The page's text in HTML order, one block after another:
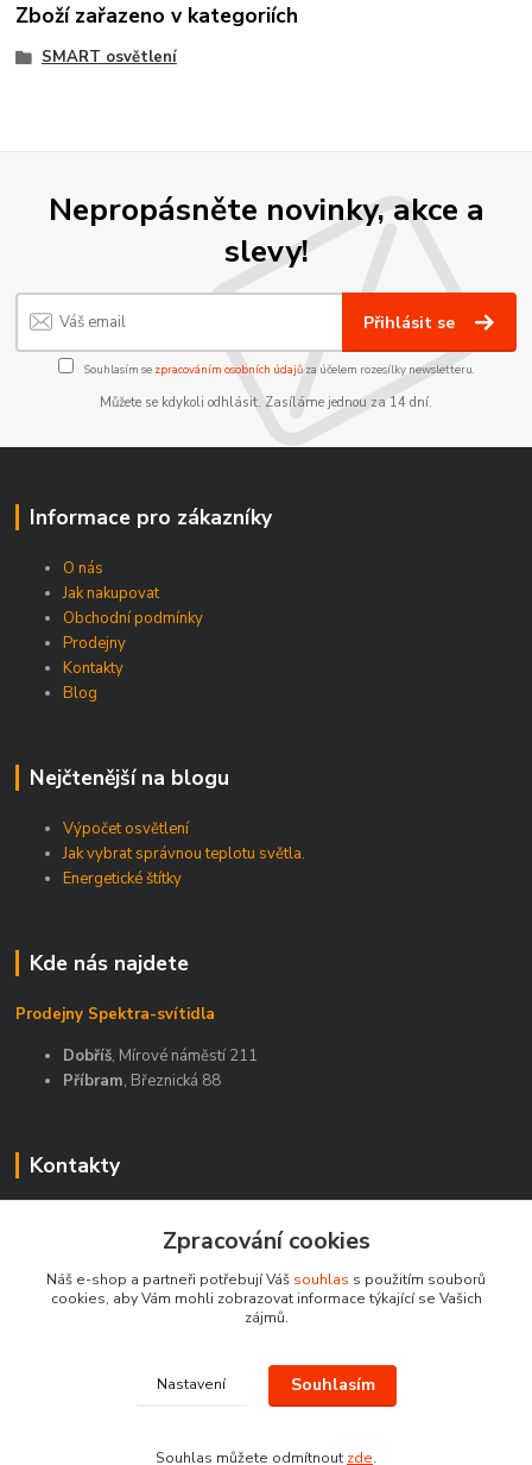
Zboží zařazeno v kategoriích
SMART osvětlení
Nepropásněte novinky, akce a
slevy!
Přihlásit se
Souhlasím se zpracováním osobních údajůza účelem rozesílky newsletteru.
Můžete se kdykoli odhlásit. Zasíláme jednou za 14 dní.
Informace pro zákazníky
O nás
Jak nakupovat
Obchodní podmínky
Prodejny
Kontakty
Blog
Nejčtenější na blogu
Výpočet osvětlení
Jak vybrat správnou teplotu světla.
Energetické štítky
Kde nás najdete
Prodejny Spektra-svítidla
Dobříš, Mírové náměstí 211
Příbram, Březnická 88
Kontakty
+420 603 811 188
spektra-svitidla@seznam.cz
Zpracování cookies
Náš e-shop a partneři potřebují Váš souhlas s použitím souborů
cookies, aby Vám mohli zobrazovat informace týkající se Vašich
zájmů.
Nastavení Souhlasím
Souhlas můžete odmítnout zde.